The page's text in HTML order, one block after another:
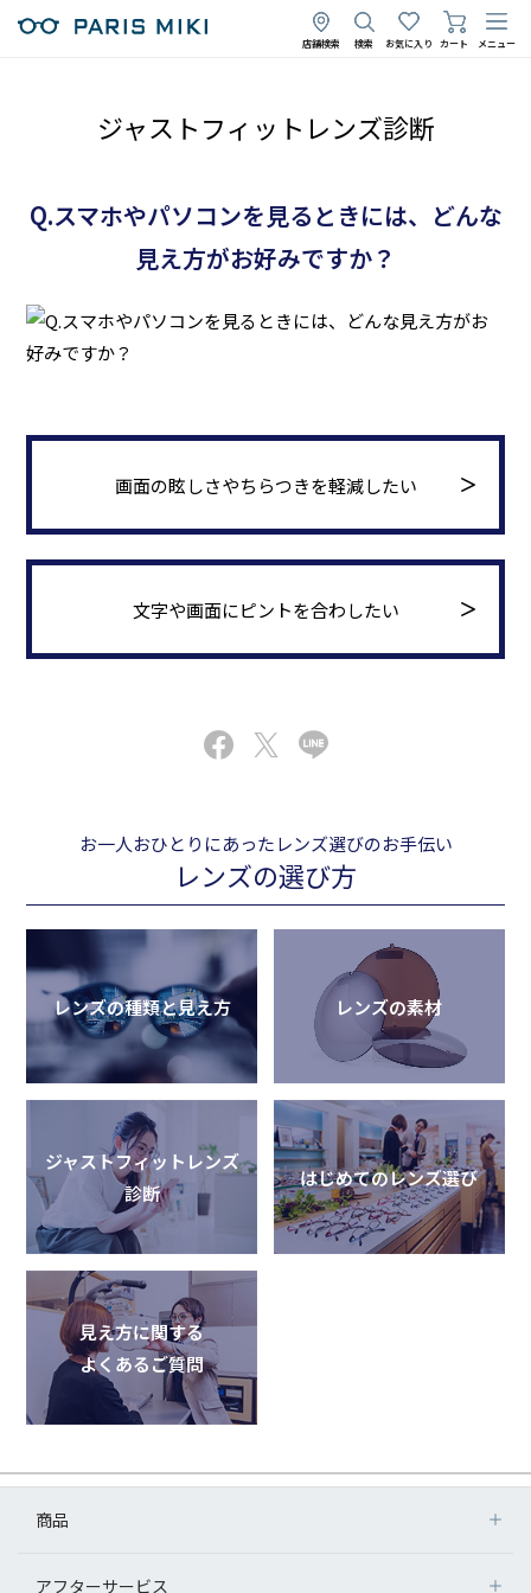
店舗検索 検索 お気に入り カート メニュー
ジャストフィットレンズ診断
Q.スマホやパソコンを見るときには、どんな
見え方がお好みですか？
画面の眩しさやちらつきを軽減したい
文字や画面にピントを合わしたい
お一人おひとりにあったレンズ選びのお手伝い
レンズの選び方
レンズの種類と見え方 レンズの素材
ジャストフィットレンズ
診断
はじめてのレンズ選び
見え方に関する
よくあるご質問
商品
アフターサービス